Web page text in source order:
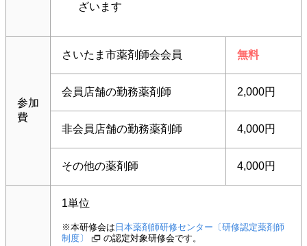
ざいます
参加
費
さいたま市薬剤師会会員 無料
会員店舗の勤務薬剤師 2,000円
非会員店舗の勤務薬剤師 4,000円
その他の薬剤師 4,000円
1単位
※本研修会は 日本薬剤師研修センター〔研修認定薬剤師
制度〕
の認定対象研修会です。